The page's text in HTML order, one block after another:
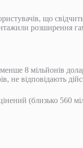
що
розширення
8 мільйонів
не відповідають
(близько 560